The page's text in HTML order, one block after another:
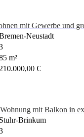
mit Gewerbe und
Neustadt
m²
210.000,00 €
mit Balkon in
Stuhr-Brinkum